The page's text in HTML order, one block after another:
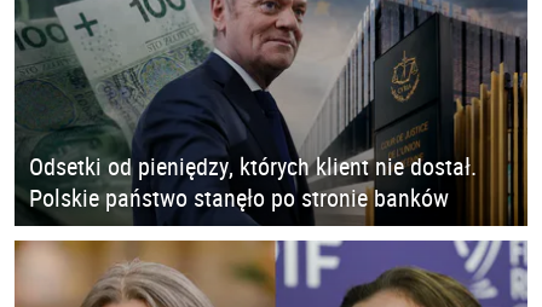
Odsetki od pieniędzy, których klient nie dostał.
Polskie państwo stanęło po stronie banków